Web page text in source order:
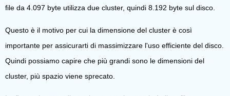
file da 4.097 byte utilizza due cluster, quindi 8.192 byte sul disco.
Questo è il motivo per cui la dimensione del cluster è così
importante per assicurarti di massimizzare l'uso efficiente del disco.
Quindi possiamo capire che più grandi sono le dimensioni del
cluster, più spazio viene sprecato.